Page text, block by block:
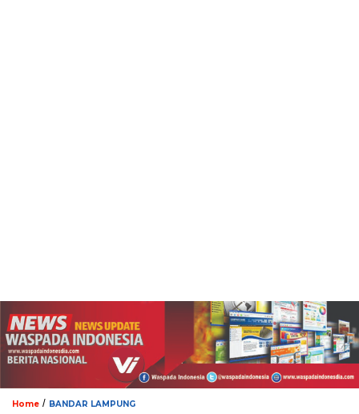
Home / BANDAR LAMPUNG